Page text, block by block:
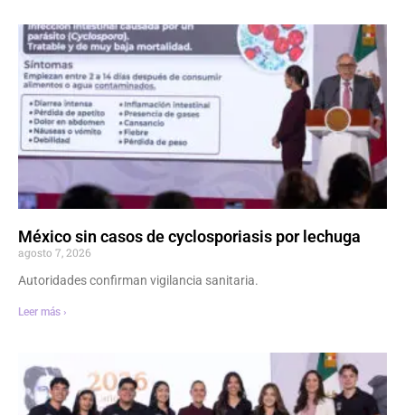
México sin casos de cyclosporiasis por lechuga
agosto 7, 2026
Autoridades confirman vigilancia sanitaria.
Leer más ›